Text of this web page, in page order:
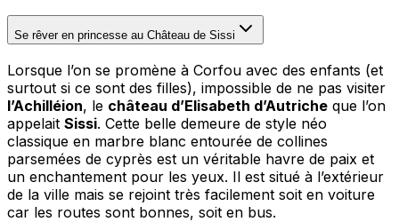
Se rêver en princesse au Château de Sissi
Lorsque l’on se promène à Corfou avec des enfants (et
surtout si ce sont des filles), impossible de ne pas visiter
l’Achilléion, le château d’Elisabeth d’Autriche que l’on
appelait Sissi. Cette belle demeure de style néo
classique en marbre blanc entourée de collines
parsemées de cyprès est un véritable havre de paix et
un enchantement pour les yeux. Il est situé à l’extérieur
de la ville mais se rejoint très facilement soit en voiture
car les routes sont bonnes, soit en bus.